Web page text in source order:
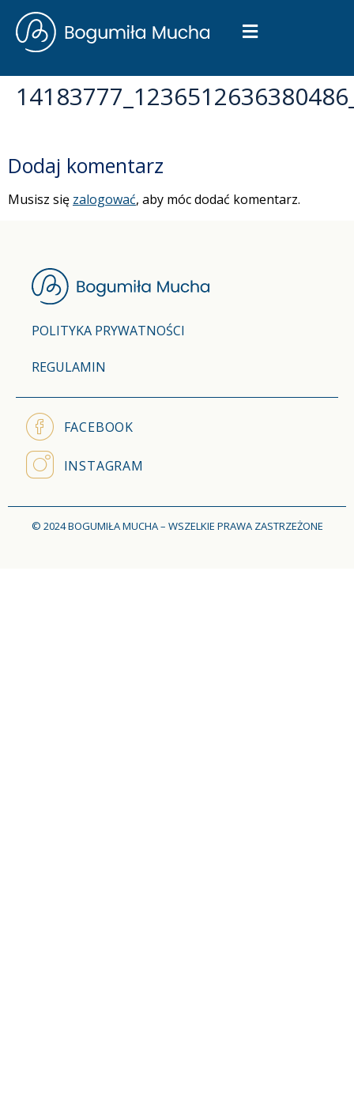
Dodaj komentarz
Musisz się zalogować, aby móc dodać komentarz.
POLITYKA PRYWATNOŚCI
REGULAMIN
FACEBOOK
INSTAGRAM
© 2024 BOGUMIŁA MUCHA – WSZELKIE PRAWA ZASTRZEŻONE